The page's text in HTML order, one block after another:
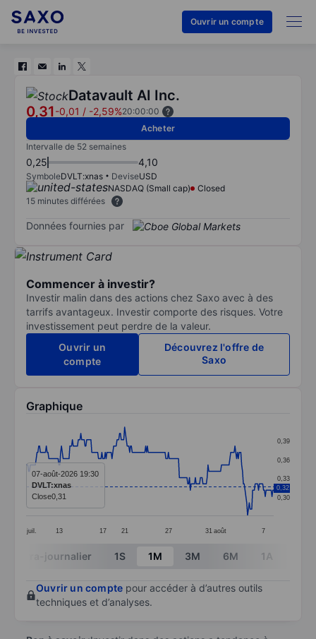
Ouvrir un compte
Datavault AI Inc.
0,31-0,01 / -2,59%20:00:00
Acheter
Intervalle de 52 semaines
0,25 4,10
SymboleDVLT:xnas DeviseUSD
NASDAQ (Small cap)
Closed
15 minutes différées
Données fournies par
Commencer à investir?
Investir malin dans des actions chez Saxo avec à des
tarrifs avantageux. Investir comporte des risques. Votre
investissement peut perdre de la valeur.
Ouvrir un
compte
Découvrez l'offre de
Saxo
Graphique
Line chart with 295 data points.
The chart has 1 X axis displaying categories.
The chart has 1 Y axis displaying values. Data
juil. 13 17 21 27 31 août 7
0,30
0,33
0,36
0,39
0,32
07-août-2026 19:30
DVLT:xnas
Close0,31
End of interactive chart.
Intra-journalier 1S 1M 3M 6M 1A
Ouvrir un compte pour accéder à d’autres outils
techniques et d’analyses.